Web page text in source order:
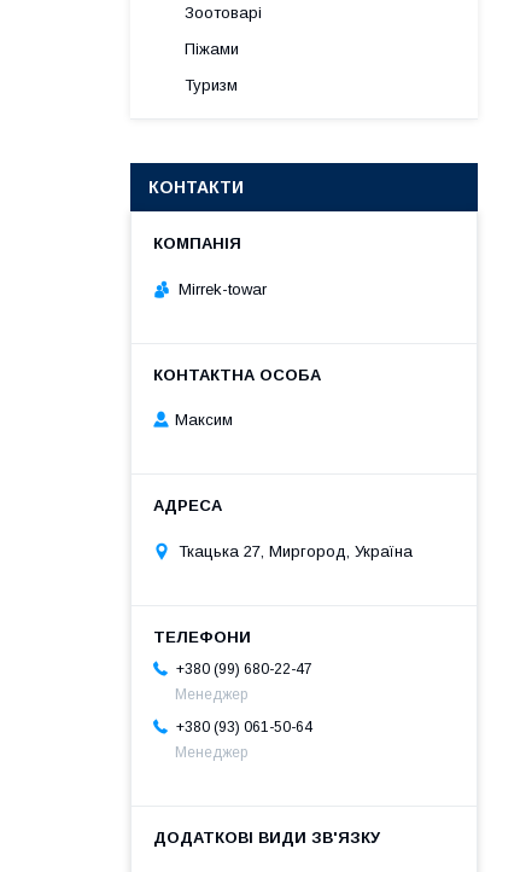
Зоотоварі
Піжами
Туризм
КОНТАКТИ
Mirrek-towar
Максим
Ткацька 27, Миргород, Україна
+380 (99) 680-22-47
Менеджер
+380 (93) 061-50-64
Менеджер